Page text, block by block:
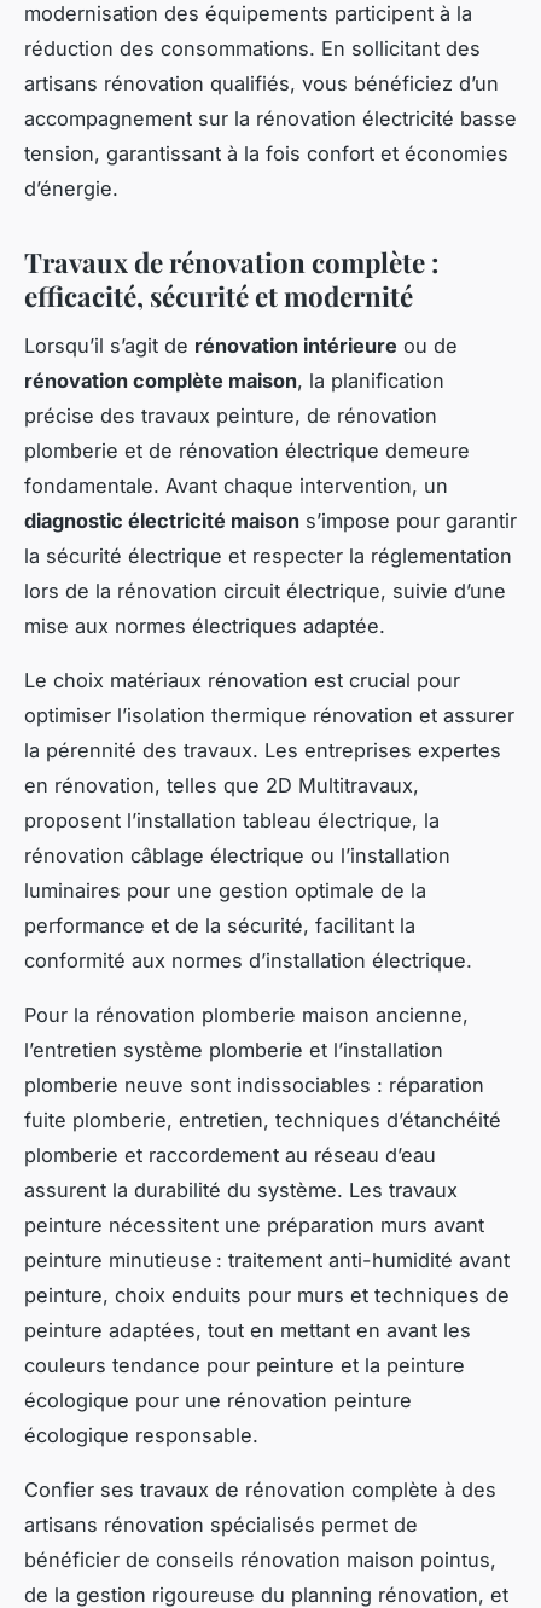
modernisation des équipements participent à la
réduction des consommations. En sollicitant des
artisans rénovation qualifiés, vous bénéficiez d’un
accompagnement sur la rénovation électricité basse
tension, garantissant à la fois confort et économies
d’énergie.
Travaux de rénovation complète :
efficacité, sécurité et modernité
Lorsqu’il s’agit de rénovation intérieure ou de
rénovation complète maison, la planification
précise des travaux peinture, de rénovation
plomberie et de rénovation électrique demeure
fondamentale. Avant chaque intervention, un
diagnostic électricité maison s’impose pour garantir
la sécurité électrique et respecter la réglementation
lors de la rénovation circuit électrique, suivie d’une
mise aux normes électriques adaptée.
Le choix matériaux rénovation est crucial pour
optimiser l’isolation thermique rénovation et assurer
la pérennité des travaux. Les entreprises expertes
en rénovation, telles que 2D Multitravaux,
proposent l’installation tableau électrique, la
rénovation câblage électrique ou l’installation
luminaires pour une gestion optimale de la
performance et de la sécurité, facilitant la
conformité aux normes d’installation électrique.
Pour la rénovation plomberie maison ancienne,
l’entretien système plomberie et l’installation
plomberie neuve sont indissociables : réparation
fuite plomberie, entretien, techniques d’étanchéité
plomberie et raccordement au réseau d’eau
assurent la durabilité du système. Les travaux
peinture nécessitent une préparation murs avant
peinture minutieuse : traitement anti-humidité avant
peinture, choix enduits pour murs et techniques de
peinture adaptées, tout en mettant en avant les
couleurs tendance pour peinture et la peinture
écologique pour une rénovation peinture
écologique responsable.
Confier ses travaux de rénovation complète à des
artisans rénovation spécialisés permet de
bénéficier de conseils rénovation maison pointus,
de la gestion rigoureuse du planning rénovation, et